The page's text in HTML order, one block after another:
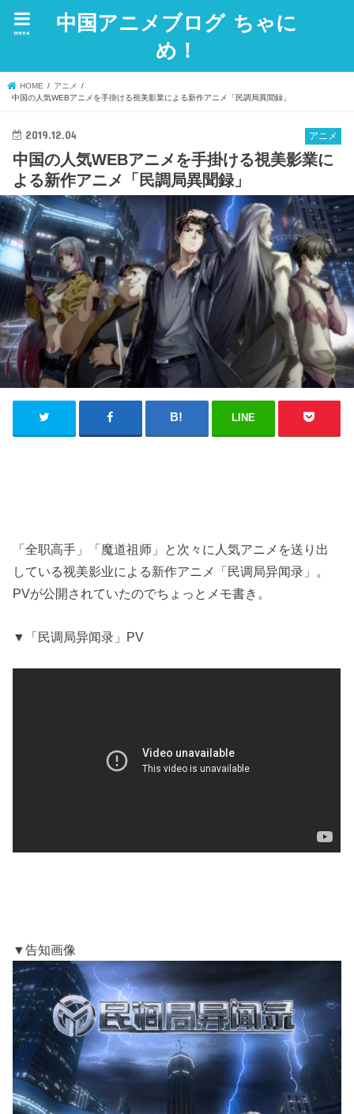
中国アニメブログ ちゃに
め！
menu
HOME
アニメ
中国の人気WEBアニメを手掛ける視美影業による新作アニメ「民調局異聞録」
アニメ
2019.12.04
中国の人気WEBアニメを手掛ける視美影業に
よる新作アニメ「民調局異聞録」
LINE
「全职高手」「魔道祖师」と次々に人気アニメを送り出
している视美影业による新作アニメ「民调局异闻录」。
PVが公開されていたのでちょっとメモ書き。
▼「民调局异闻录」PV
▼告知画像